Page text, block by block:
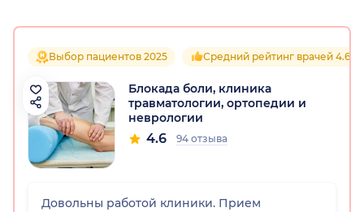
Выбор пациентов 2025 Средний рейтинг врачей 4.6
Блокада боли, клиника
травматологии, ортопедии и
неврологии
4.6 94 отзыва
Довольны работой клиники. Прием